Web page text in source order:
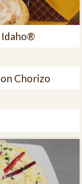
Idaho®
Chorizo